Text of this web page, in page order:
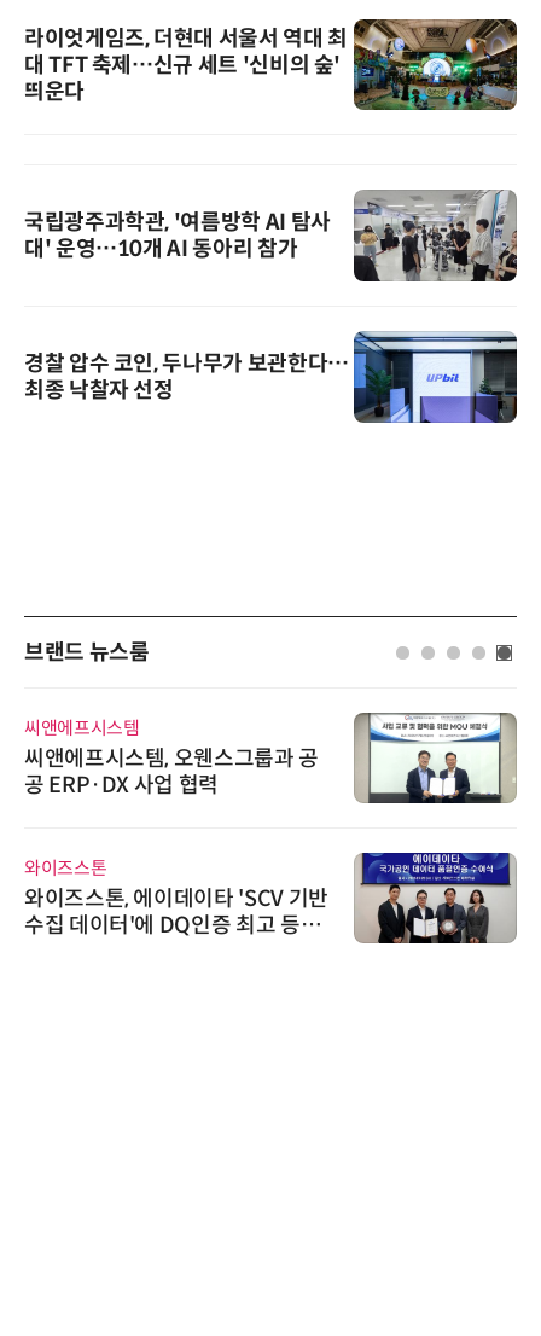
라이엇게임즈, 더현대 서울서 역대 최
대 TFT 축제…신규 세트 '신비의 숲'
띄운다
국립광주과학관, '여름방학 AI 탐사
대' 운영…10개 AI 동아리 참가
경찰 압수 코인, 두나무가 보관한다…
최종 낙찰자 선정
브랜드 뉴스룸
씨앤에프시스템
씨앤에프시스템, 오웬스그룹과 공
공 ERP·DX 사업 협력
와이즈스톤
와이즈스톤, 에이데이타 'SCV 기반
수집 데이터'에 DQ인증 최고 등급